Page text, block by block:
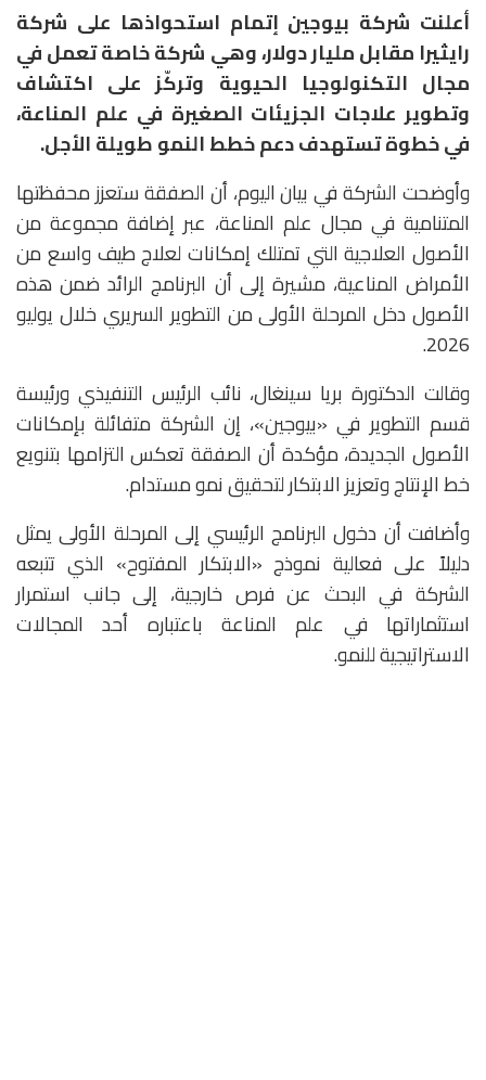
أعلنت شركة بيوجين إتمام استحواذها على شركة
رايثيرا مقابل مليار دولار، وهي شركة خاصة تعمل في
مجال التكنولوجيا الحيوية وتركّز على اكتشاف
وتطوير علاجات الجزيئات الصغيرة في علم المناعة،
في خطوة تستهدف دعم خطط النمو طويلة الأجل.
وأوضحت الشركة في بيان اليوم، أن الصفقة ستعزز محفظتها
المتنامية في مجال علم المناعة، عبر إضافة مجموعة من
الأصول العلاجية التي تمتلك إمكانات لعلاج طيف واسع من
الأمراض المناعية، مشيرة إلى أن البرنامج الرائد ضمن هذه
الأصول دخل المرحلة الأولى من التطوير السريري خلال يوليو
2026.
وقالت الدكتورة بريا سينغال، نائب الرئيس التنفيذي ورئيسة
قسم التطوير في «بيوجين»، إن الشركة متفائلة بإمكانات
الأصول الجديدة، مؤكدة أن الصفقة تعكس التزامها بتنويع
خط الإنتاج وتعزيز الابتكار لتحقيق نمو مستدام.
وأضافت أن دخول البرنامج الرئيسي إلى المرحلة الأولى يمثل
دليلاً على فعالية نموذج «الابتكار المفتوح» الذي تتبعه
الشركة في البحث عن فرص خارجية، إلى جانب استمرار
استثماراتها في علم المناعة باعتباره أحد المجالات
الاستراتيجية للنمو.